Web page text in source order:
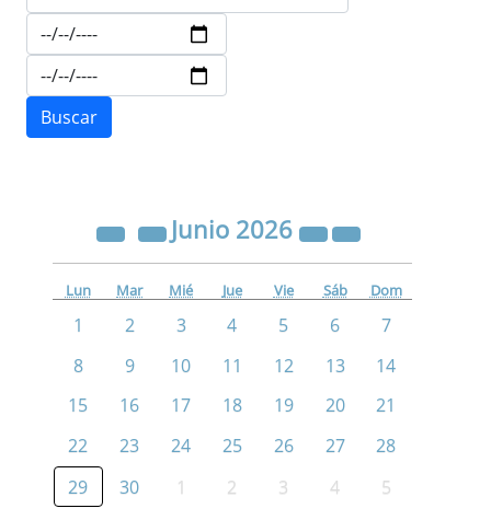
Junio 2026
Lun Mar Mié Jue Vie Sáb Dom
1 2 3 4 5 6
7
8
9 10 11 12 13
14
15
16 17 18 19 20
21
22
23 24 25 26 27
28
29
30 1 2 3 4 5